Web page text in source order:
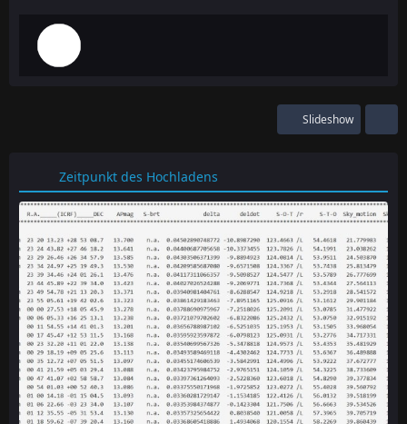
Slideshow
Zeitpunkt des Hochladens